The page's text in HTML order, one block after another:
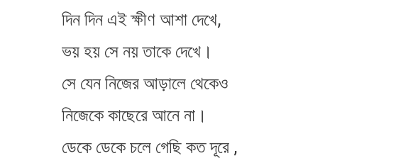
দিন দিন এই ক্ষীণ আশা দেখে,
ভ​য় হ​য় সে ন​য় তাকে দেখে।
সে যেন নিজের আড়ালে থেকেও
নিজেকে কাছেরে আনে না।
ডেকে ডেকে চলে গেছি কত দূরে ,